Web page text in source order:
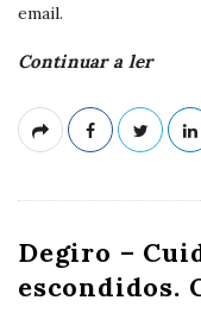
email.
Continuar a ler
Degiro –
escondidos.